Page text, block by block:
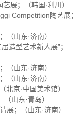
展；（韩国·利川）
Competition陶艺展；
（山东·济南）
造型艺术新人展”；
（山东·济南）
（山东·济南）
北京·中国美术馆）
山东·青岛）
展；（山东·济南）